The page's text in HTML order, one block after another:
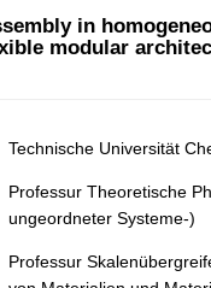
in
modular
Technische Universität
Professur Theoretische
ungeordneter Systeme-)
Professur